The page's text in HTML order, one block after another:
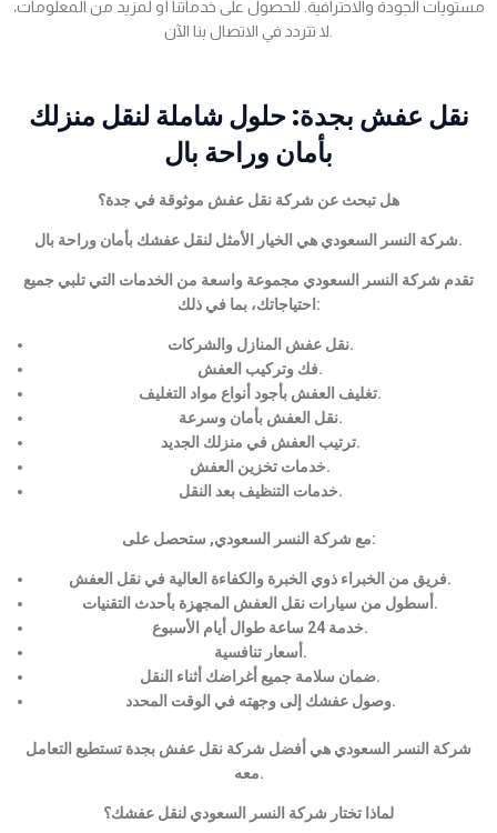
مستويات الجودة والاحترافية. للحصول على خدماتنا أو لمزيد من المعلومات،
نقل عفش بجدة: حلول شاملة لنقل منزلك
بأمان وراحة بال
هل تبحث عن شركة نقل عفش موثوقة في جدة؟
شركة النسر السعودي هي الخيار الأمثل لنقل عفشك بأمان وراحة بال.
تقدم شركة النسر السعودي مجموعة واسعة من الخدمات التي تلبي جميع
احتياجاتك، بما في ذلك:
نقل عفش المنازل والشركات.
فك وتركيب العفش.
تغليف العفش بأجود أنواع مواد التغليف.
نقل العفش بأمان وسرعة.
ترتيب العفش في منزلك الجديد.
خدمات تخزين العفش.
خدمات التنظيف بعد النقل.
مع شركة النسر السعودي, ستحصل على:
فريق من الخبراء ذوي الخبرة والكفاءة العالية في نقل العفش.
أسطول من سيارات نقل العفش المجهزة بأحدث التقنيات.
خدمة 24 ساعة طوال أيام الأسبوع.
أسعار تنافسية.
ضمان سلامة جميع أغراضك أثناء النقل.
وصول عفشك إلى وجهته في الوقت المحدد.
شركة النسر السعودي هي أفضل شركة نقل عفش بجدة تستطيع التعامل
معه.
لماذا تختار شركة النسر السعودي لنقل عفشك؟